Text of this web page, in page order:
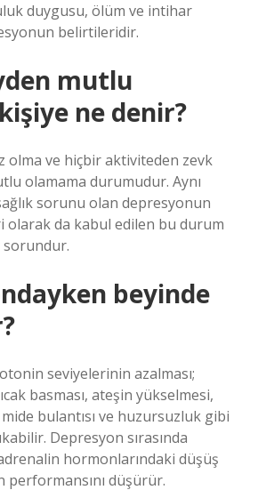
duygusu, ölüm ve intihar
belirtileridir.
mutlu
ne denir?
olma ve hiçbir aktiviteden zevk
olamama durumudur. Aynı
sorunu olan depresyonun
da kabul edilen bu durum
beyinde
seviyelerinin azalması;
basması, ateşin yükselmesi,
bulantısı ve huzursuzluk gibi
Depresyon sırasında
hormonlarındaki düşüş
düşürür.